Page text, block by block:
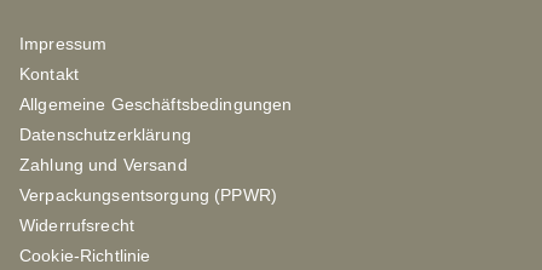
Impressum
Kontakt
Allgemeine Geschäftsbedingungen
Datenschutzerklärung
Zahlung und Versand
Verpackungsentsorgung (PPWR)
Widerrufsrecht
Cookie-Richtlinie